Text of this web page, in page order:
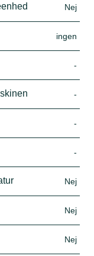
Nej
ingen
-
-
-
-
Nej
Nej
Nej